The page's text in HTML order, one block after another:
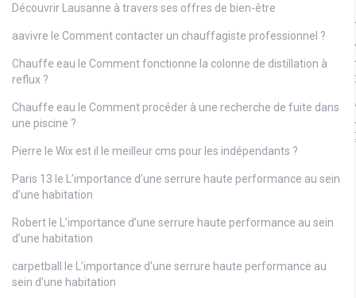
Découvrir Lausanne à travers ses offres de bien-être
aavivre le Comment contacter un chauffagiste professionnel ?
Chauffe eau le Comment fonctionne la colonne de distillation à
reflux ?
Chauffe eau le Comment procéder à une recherche de fuite dans
une piscine ?
Pierre le Wix est il le meilleur cms pour les indépendants ?
Paris 13 le L’importance d’une serrure haute performance au sein
d’une habitation
Robert le L’importance d’une serrure haute performance au sein
d’une habitation
carpetball le L’importance d’une serrure haute performance au
sein d’une habitation